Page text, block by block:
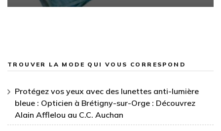
TROUVER LA MODE QUI VOUS CORRESPOND
Protégez vos yeux avec des lunettes anti-lumière
bleue : Opticien à Brétigny-sur-Orge : Découvrez
Alain Afflelou au C.C. Auchan